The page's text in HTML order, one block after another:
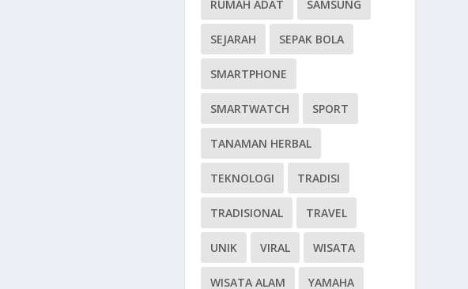
RUMAH ADAT SAMSUNG
SEJARAH SEPAK BOLA
SMARTPHONE
SMARTWATCH SPORT
TANAMAN HERBAL
TEKNOLOGI TRADISI
TRADISIONAL TRAVEL
UNIK VIRAL WISATA
WISATA ALAM YAMAHA